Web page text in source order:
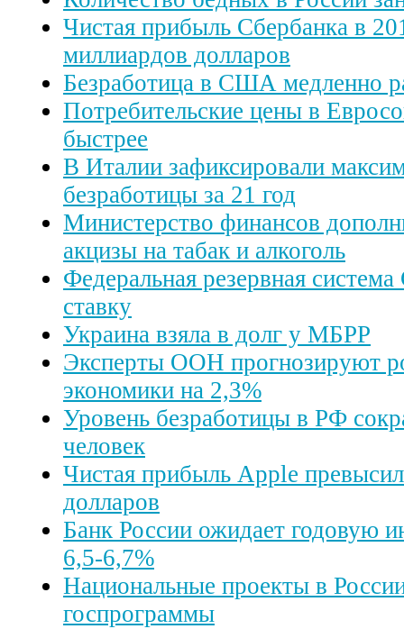
Чистая прибыль Сбербанка в
миллиардов долларов
Безработица в США медленно
Потребительские цены в
быстрее
В Италии зафиксировали
безработицы за 21 год
Министерство финансов
акцизы на табак и алкоголь
Федеральная резервная
ставку
Украина взяла в долг у МБРР
Эксперты ООН прогнозируют
экономики на 2,3%
Уровень безработицы в РФ
человек
Чистая прибыль Apple
долларов
Банк России ожидает годовую
6,5-6,7%
Национальные проекты в
госпрограммы